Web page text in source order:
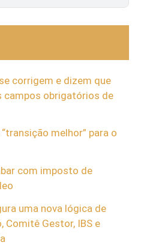
corrigem e dizem que
campos obrigatórios de
melhor” para o
com imposto de
uma nova lógica de
Comitê Gestor, IBS e